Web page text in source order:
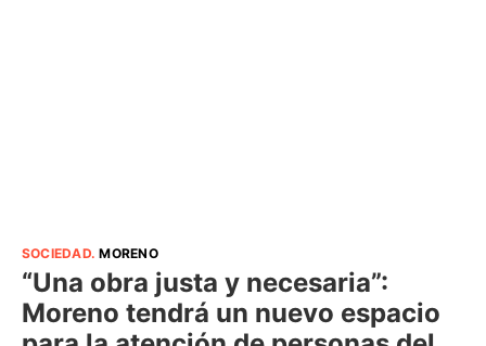
SOCIEDAD.MORENO
“Una obra justa y necesaria”:
Moreno tendrá un nuevo espacio